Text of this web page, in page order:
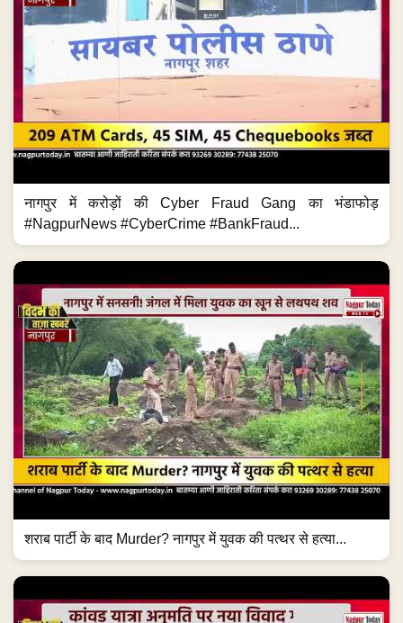
नागपुर में करोड़ों की Cyber Fraud Gang का भंडाफोड़
#NagpurNews #CyberCrime #BankFraud...
शराब पार्टी के बाद Murder? नागपुर में युवक की पत्थर से हत्या...